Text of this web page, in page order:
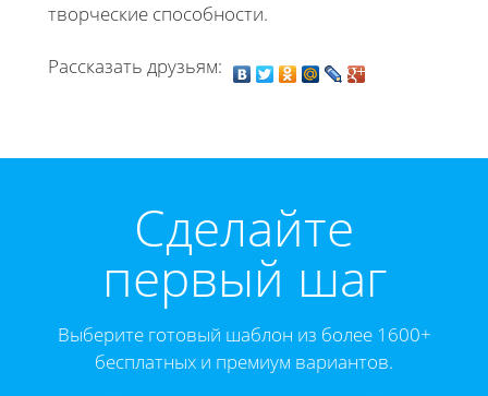
творческие способности.
Рассказать друзьям:
Cделайте
первый шаг
Выберите готовый шаблон из более 1600+
бесплатных и премиум вариантов.